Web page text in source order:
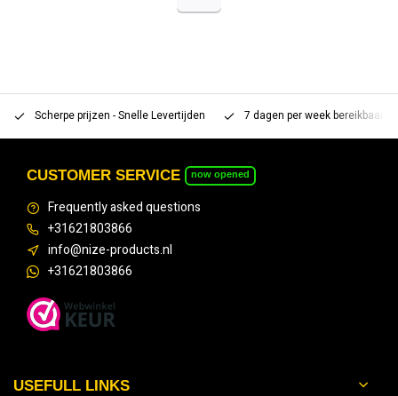
Scherpe prijzen - Snelle Levertijden 7 dagen per week bereikbaar
CUSTOMER SERVICE now opened
Frequently asked questions
+31621803866
info@nize-products.nl
+31621803866
USEFULL LINKS